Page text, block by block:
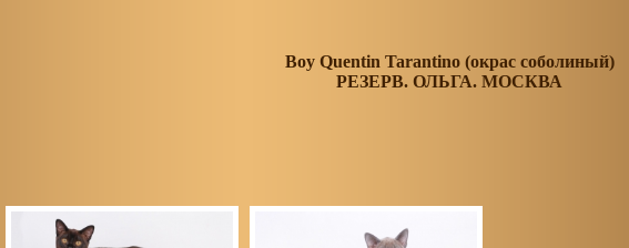
Boy Quentin Tarantino(окрас соболиный)
РЕЗЕРВ. ОЛЬГА. МОСКВА